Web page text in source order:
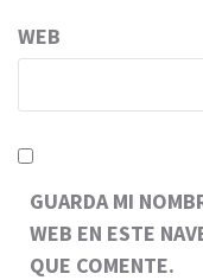
WEB
GUARDA MI
WEB EN ESTE
QUE COMENTE.